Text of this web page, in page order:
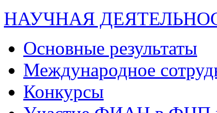
НАУЧНАЯ
Основные результаты
Международное
Конкурсы